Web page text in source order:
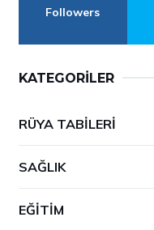
Followers
KATEGORILER
RÜYA TABILERI
SAĞLIK
EĞITIM